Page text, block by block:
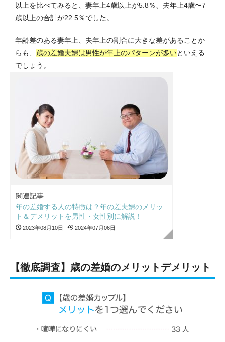
以上を比べてみると、妻年上4歳以上が5.8％、夫年上4歳〜7
歳以上の合計が22.5％でした。
年齢差のある妻年上、夫年上の割合に大きな差があることか
らも、 歳の差婚夫婦は男性が年上のパターンが多いといえる
でしょう。
関連記事
年の差婚する人の特徴は？年の差夫婦のメリッ
ト＆デメリットを男性・女性別に解説！
2023年08月10日 2024年07月06日
【徹底調査】歳の差婚のメリットデメリット